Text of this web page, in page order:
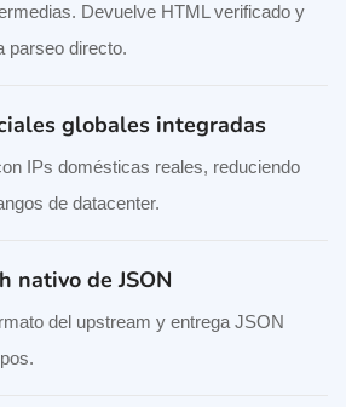
Devuelve HTML verificado y
parseo directo.
globales integradas
IPs domésticas reales, reduciendo
de datacenter.
nativo de JSON
del upstream y entrega JSON